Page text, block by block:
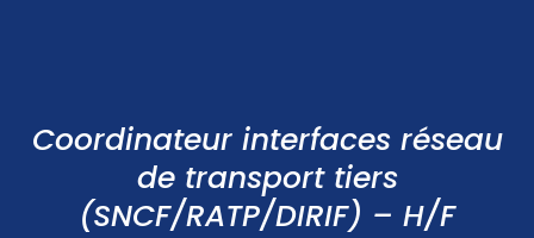
Contactez-nous
Coordinateur interfaces réseau
de transport tiers
(SNCF/RATP/DIRIF) – H/F